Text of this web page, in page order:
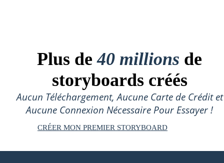
Plus de40 millions de
storyboards créés
Aucun Téléchargement, Aucune Carte de Crédit et
Aucune Connexion Nécessaire Pour Essayer !
CRÉER MON PREMIER STORYBOARD